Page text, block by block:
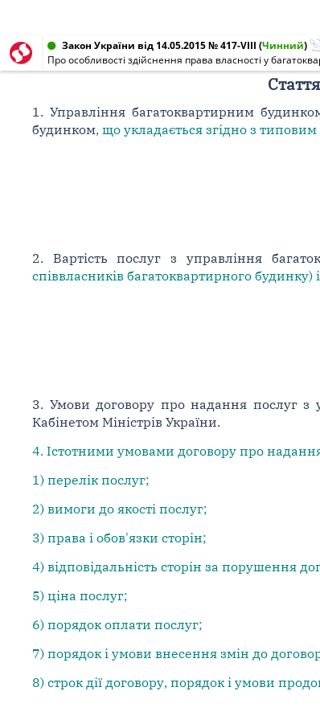
Закон України від 14.05.2015 № 417-VIII (Чинний)
Про особливості здійснення права власності у